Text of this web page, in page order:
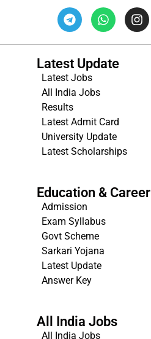
Latest Update
Latest Jobs
All India Jobs
Results
Latest Admit Card
University Update
Latest Scholarships
Education & Career
Admission
Exam Syllabus
Govt Scheme
Sarkari Yojana
Latest Update
Answer Key
All India Jobs
All India Jobs